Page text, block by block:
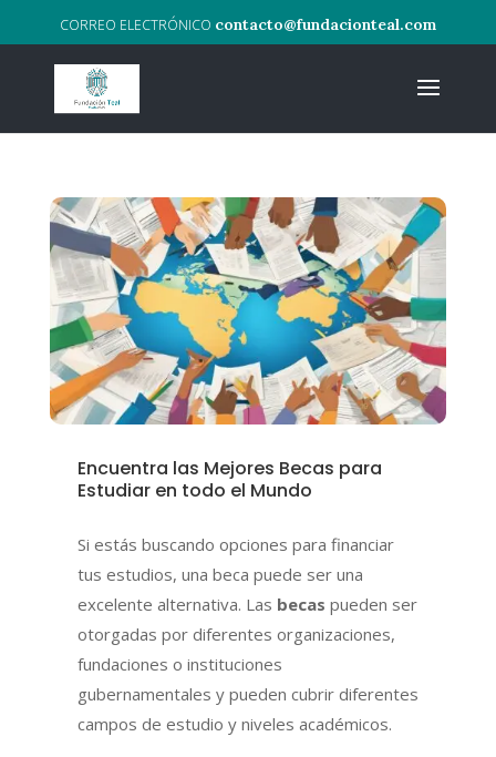
contacto@fundacionteal.com
Encuentra las Mejores Becas para
Estudiar en todo el Mundo
Si estás buscando opciones para financiar
tus estudios, una beca puede ser una
excelente alternativa. Las becas pueden ser
otorgadas por diferentes organizaciones,
fundaciones o instituciones
gubernamentales y pueden cubrir diferentes
campos de estudio y niveles académicos.